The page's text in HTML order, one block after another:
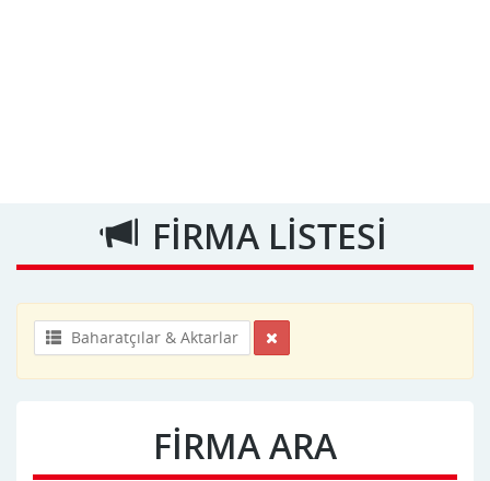
FİRMA LİSTESİ
Baharatçılar & Aktarlar
FİRMA ARA